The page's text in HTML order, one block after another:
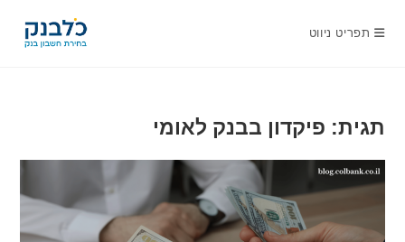
תפריט ניווט
תגית: פיקדון בבנק לאומי